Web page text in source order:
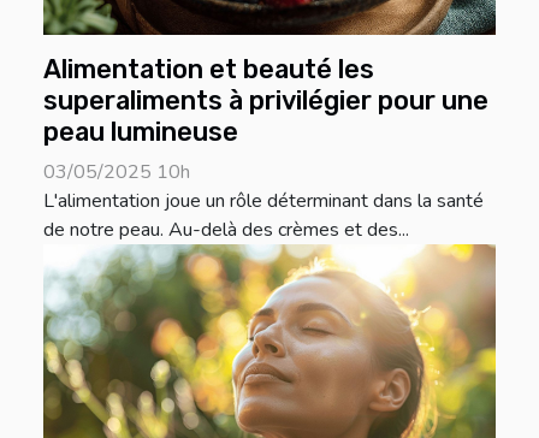
Alimentation et beauté les
superaliments à privilégier pour une
peau lumineuse
03/05/2025 10h
L'alimentation joue un rôle déterminant dans la santé
de notre peau. Au-delà des crèmes et des...